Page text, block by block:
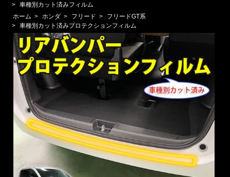
> 車種別カット済みフィルム
ホーム > ホンダ > フリード >
フリードGT系
> 車種別カット済みプロテクションフィルム